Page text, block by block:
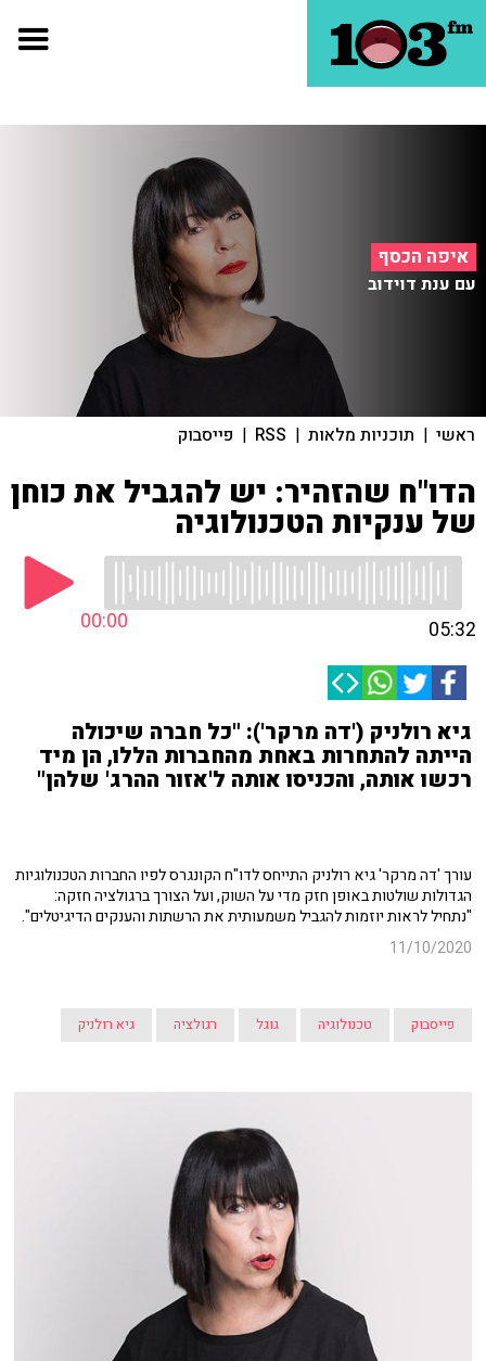
איפה הכסף
עם ענת דוידוב
ראשי | תוכניות מלאות |
RSS
| פייסבוק
הדו"ח שהזהיר: יש להגביל את כוחן
של ענקיות הטכנולוגיה
00:00 05:32
גיא רולניק ('דה מרקר'): "כל חברה שיכולה
הייתה להתחרות באחת מהחברות הללו, הן מיד
רכשו אותה, והכניסו אותה ל'אזור ההרג' שלהן"
עורך 'דה מרקר' גיא רולניק התייחס לדו"ח הקונגרס לפיו החברות הטכנולוגיות
הגדולות שולטות באופן חזק מדי על השוק, ועל הצורך ברגולציה חזקה:
"נתחיל לראות יוזמות להגביל משמעותית את הרשתות והענקים הדיגיטלים".
11/10/2020
פייסבוק טכנולוגיה גוגל רגולציה גיא רולניק